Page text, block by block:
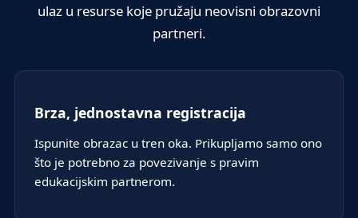
ulaz u resurse koje pružaju neovisni obrazovni
partneri.
Brza, jednostavna registracija
Ispunite obrazac u tren oka. Prikupljamo samo ono
što je potrebno za povezivanje s pravim
edukacijskim partnerom.